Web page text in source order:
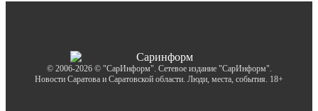
© 2006-2026 © "СарИнформ". Сетевое издание "СарИнформ".
Новости Саратова и Саратовской области. Люди, места, события. 18+